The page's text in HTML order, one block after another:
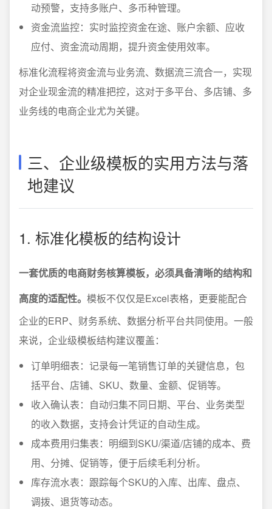
动预警，支持多账户、多币种管理。
资金流监控：实时监控资金在途、账户余额、应收
应付、资金流动周期，提升资金使用效率。
标准化流程将资金流与业务流、数据流三流合一，实现
对企业现金流的精准把控，这对于多平台、多店铺、多
业务线的电商企业尤为关键。
三、企业级模板的实用方法与落
地建议
1. 标准化模板的结构设计
一套优质的电商财务核算模板，必须具备清晰的结构和
高度的适配性。 模板不仅仅是Excel表格，更要能配合
企业的ERP、财务系统、数据分析平台共同使用。一般
来说，企业级模板结构建议覆盖：
订单明细表：记录每一笔销售订单的关键信息，包
括平台、店铺、SKU、数量、金额、促销等。
收入确认表：自动归集不同日期、平台、业务类型
的收入数据，支持会计凭证的自动生成。
成本费用归集表：明细到SKU/渠道/店铺的成本、费
用、分摊、促销等，便于后续毛利分析。
库存流水表：跟踪每个SKU的入库、出库、盘点、
调拨、退货等动态。